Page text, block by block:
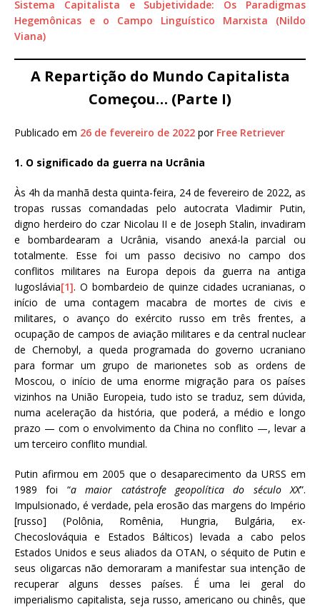
Sistema Capitalista e Subjetividade: Os Paradigmas
Hegemônicas e o Campo Linguístico Marxista (Nildo
Viana)
A Repartição do Mundo Capitalista
Começou… (Parte I)
Publicado em 26 de fevereiro de 2022 por Free Retriever
1. O significado da guerra na Ucrânia
Às 4h da manhã desta quinta-feira, 24 de fevereiro de 2022, as
tropas russas comandadas pelo autocrata Vladimir Putin,
digno herdeiro do czar Nicolau II e de Joseph Stalin, invadiram
e bombardearam a Ucrânia, visando anexá-la parcial ou
totalmente. Esse foi um passo decisivo no campo dos
conflitos militares na Europa depois da guerra na antiga
Iugoslávia[1]. O bombardeio de quinze cidades ucranianas, o
início de uma contagem macabra de mortes de civis e
militares, o avanço do exército russo em três frentes, a
ocupação de campos de aviação militares e da central nuclear
de Chernobyl, a queda programada do governo ucraniano
para formar um grupo de marionetes sob as ordens de
Moscou, o início de uma enorme migração para os países
vizinhos na União Europeia, tudo isto se traduz, sem dúvida,
numa aceleração da história, que poderá, a médio e longo
prazo — com o envolvimento da China no conflito —, levar a
um terceiro conflito mundial.
Putin afirmou em 2005 que o desaparecimento da URSS em
1989 foi “a maior catástrofe geopolítica do século XX”.
Impulsionado, é verdade, pela erosão das margens do Império
[russo] (Polônia, Romênia, Hungria, Bulgária, ex-
Checoslováquia e Estados Bálticos) levada a cabo pelos
Estados Unidos e seus aliados da OTAN, o séquito de Putin e
seus oligarcas não demoraram a manifestar sua intenção de
recuperar alguns desses países. É uma lei geral do
imperialismo capitalista, seja russo, americano ou chinês, que